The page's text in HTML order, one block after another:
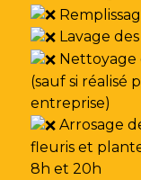
Lavage
Nettoyage
(sauf si réalisé
entreprise)
Arrosage
fleuris et
8h et 20h